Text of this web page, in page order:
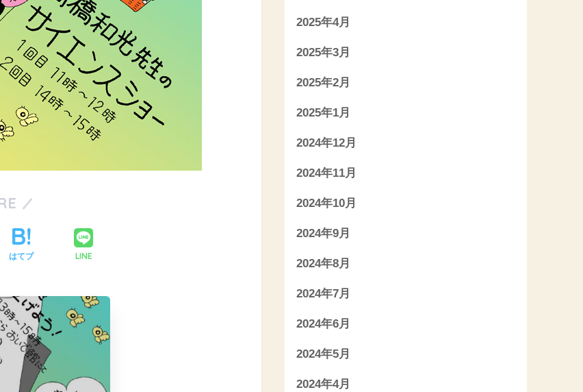
はてブ LINE
2025年4月
2025年3月
2025年2月
2025年1月
2024年12月
2024年11月
2024年10月
2024年9月
2024年8月
2024年7月
2024年6月
2024年5月
2024年4月